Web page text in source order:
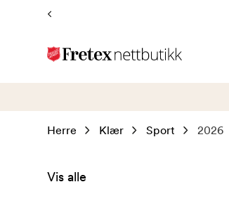
Tilbake
forsiden
Herre Klær Sport 2026
Vis alle